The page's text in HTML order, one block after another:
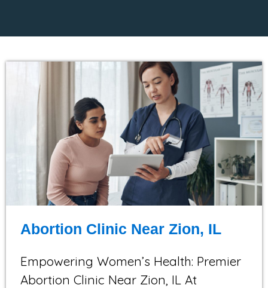
Abortion Clinic Near Zion, IL
Empowering Women’s Health: Premier
Abortion Clinic Near Zion, IL At